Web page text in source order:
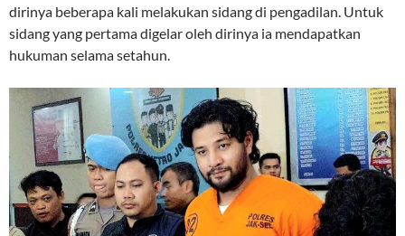
dirinya beberapa kali melakukan sidang di pengadilan. Untuk
sidang yang pertama digelar oleh dirinya ia mendapatkan
hukuman selama setahun.